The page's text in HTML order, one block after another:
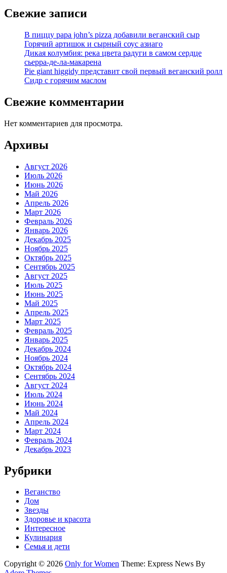
Свежие записи
В пиццу papa john’s pizza добавили веганский сыр
Горячий артишок и сырный соус азиаго
Дикая колумбия: река цвета радуги в самом сердце
сьерра-де-ла-макарена
Pie giant higgidy представит свой первый веганский ролл
Сидр с горячим маслом
Свежие комментарии
Нет комментариев для просмотра.
Архивы
Август 2026
Июль 2026
Июнь 2026
Май 2026
Апрель 2026
Март 2026
Февраль 2026
Январь 2026
Декабрь 2025
Ноябрь 2025
Октябрь 2025
Сентябрь 2025
Август 2025
Июль 2025
Июнь 2025
Май 2025
Апрель 2025
Март 2025
Февраль 2025
Январь 2025
Декабрь 2024
Ноябрь 2024
Октябрь 2024
Сентябрь 2024
Август 2024
Июль 2024
Июнь 2024
Май 2024
Апрель 2024
Март 2024
Февраль 2024
Декабрь 2023
Рубрики
Веганство
Дом
Звезды
Здоровье и красота
Интересное
Кулинария
Семья и дети
Copyright © 2026 Only for Women Theme: Express News By